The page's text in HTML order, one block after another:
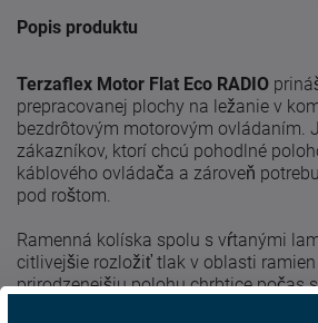
Popis produktu
Terzaflex Motor Flat Eco RADIO
prepracovanej plochy na ležanie v
bezdrôtovým motorovým ovládaním.
zákazníkov, ktorí chcú pohodlné
káblového ovládača a zároveň
pod roštom.
Ramenná kolíska spolu s vŕtanými
citlivejšie rozložiť tlak v oblasti
prirodzenejšiu polohu chrbtice počas